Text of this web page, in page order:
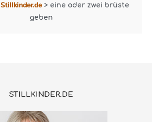
Stillkinder.de> eine oder zwei brüste
geben
STILLKINDER.DE